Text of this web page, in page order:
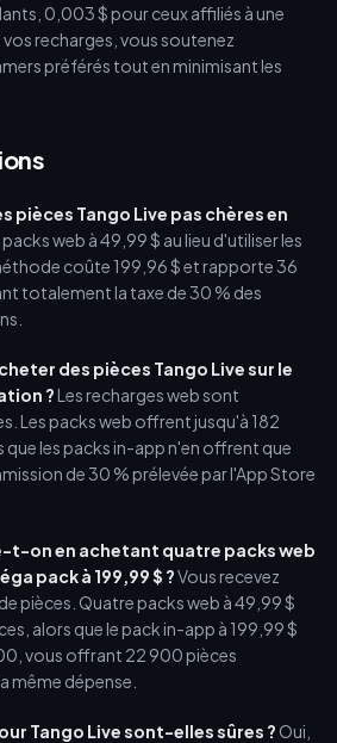
0,003 $ pour ceux affiliés à une
recharges, vous soutenez
préférés tout en minimisant les
pièces Tango Live pas chères en
web à 49,99 $ au lieu d'utiliser les
coûte 199,96 $ et rapporte 36
totalement la taxe de 30 % des
des pièces Tango Live sur le
?Les recharges web sont
Les packs web offrent jusqu'à 182
que les packs in-app n'en offrent que
de 30 % prélevée par l'App Store
t-on en achetant quatre packs web
pack à 199,99 $ ?Vous recevez
pièces. Quatre packs web à 49,99 $
alors que le pack in-app à 199,99 $
vous offrant 22 900 pièces
même dépense.
Tango Live sont-elles sûres ? Oui,